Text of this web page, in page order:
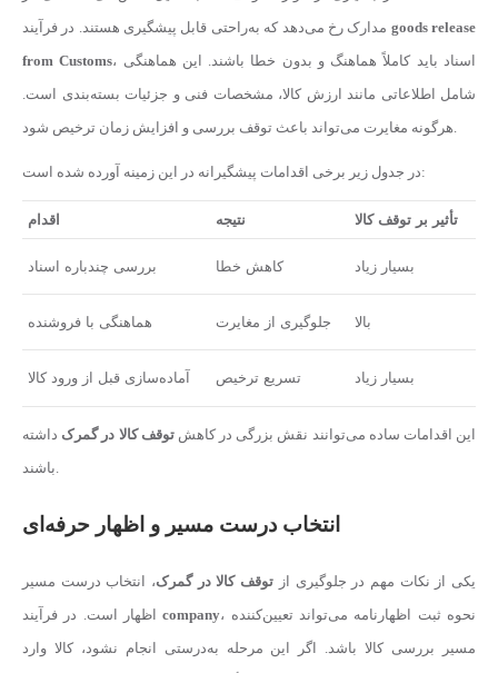
goods release
from Customs، اسناد باید کاملاً هماهنگ و بدون خطا باشند. این هماهنگی
شامل اطلاعاتی مانند ارزش کالا، مشخصات فنی و جزئیات بسته‌بندی است.
هرگونه مغایرت می‌تواند باعث توقف بررسی و افزایش زمان ترخیص شود.
در جدول زیر برخی اقدامات پیشگیرانه در این زمینه آورده شده است:
اقدام نتیجه تأثیر بر توقف کالا
بررسی چندباره اسناد کاهش خطا بسیار زیاد
هماهنگی با فروشنده جلوگیری از مغایرت بالا
آماده‌سازی قبل از ورود کالا تسریع ترخیص بسیار زیاد
این اقدامات ساده می‌توانند نقش بزرگی در کاهشتوقف کالا در گمرک داشته
باشند.
انتخاب درست مسیر و اظهار حرفه‌ای
یکی از نکات مهم در جلوگیری از توقف کالا در گمرک، انتخاب درست مسیر
اظهار است. در فرآیندcompany، نحوه ثبت اظهارنامه می‌تواند تعیین‌کننده
مسیر بررسی کالا باشد. اگر این مرحله به‌درستی انجام نشود، کالا وارد